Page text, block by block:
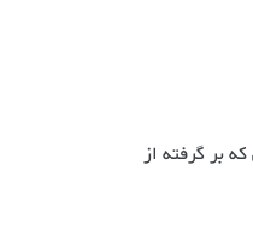
بر گرفته از